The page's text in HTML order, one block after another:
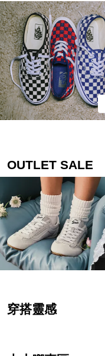
OUTLET SALE
穿搭靈感